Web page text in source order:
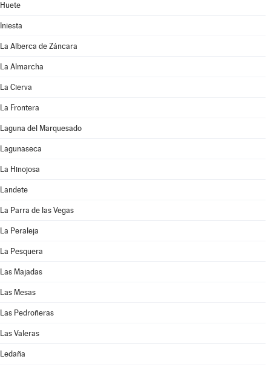
Huete
Iniesta
La Alberca de Záncara
La Almarcha
La Cierva
La Frontera
Laguna del Marquesado
Lagunaseca
La Hinojosa
Landete
La Parra de las Vegas
La Peraleja
La Pesquera
Las Majadas
Las Mesas
Las Pedroñeras
Las Valeras
Ledaña